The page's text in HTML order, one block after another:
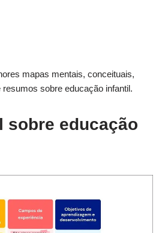
mapas mentais, conceituais,
sobre educação infantil.
sobre educação